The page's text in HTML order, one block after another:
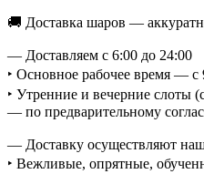
🚚 Доставка шаров —
— Доставляем с 6:00 до 24:00
‣ Основное рабочее время — с
‣ Утренние и вечерние слоты
— по предварительному
— Доставку осуществляют
‣ Вежливые, опрятные,